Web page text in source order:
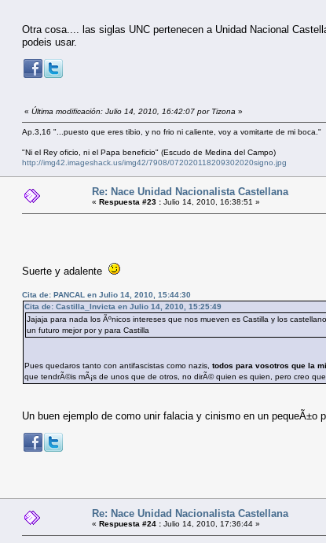
Otra cosa.... las siglas UNC pertenecen a Unidad Nacional
podeis usar.
« Última modificación: Julio 14, 2010, 16:42:07 por Tizona »
Ap.3,16 "...puesto que eres tibio, y no frio ni caliente, voy a vomitarte de mi boca."
"Ni el Rey oficio, ni el Papa beneficio" (Escudo de Medina del Campo)
http://img42.imageshack.us/img42/7908/072020118209302020signo.jpg
Re: Nace Unidad Nacionalista Castellana
« Respuesta #23 : Julio 14, 2010, 16:38:51 »
Suerte y adalente
Cita de: PANCAL en Julio 14, 2010, 15:44:30
Cita de: Castilla_Invicta en Julio 14, 2010, 15:25:49
Jajaja para nada los Ãºnicos intereses que nos mueven es Castilla y los
un futuro mejor por y para Castilla
Pues quedaros tanto con antifascistas como nazis, todos para vosotros que la
que tendrÃ©is mÃ¡s de unos que de otros, no dirÃ© quien es quien, pero creo que
Un buen ejemplo de como unir falacia y cinismo en un pequeÃ±o
Re: Nace Unidad Nacionalista Castellana
« Respuesta #24 : Julio 14, 2010, 17:36:44 »